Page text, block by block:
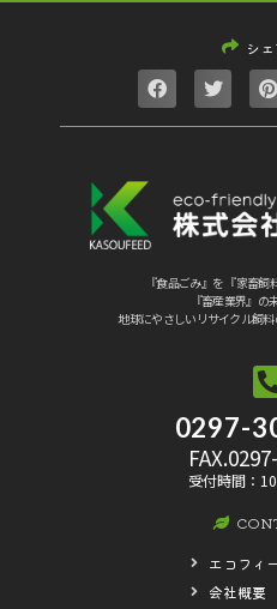
シ
『食品ごみ』を 『家畜
『畜産業界』の
地球にやさしいリサイクル飼料
0297-
受付時間：
エコフィ
会社概要